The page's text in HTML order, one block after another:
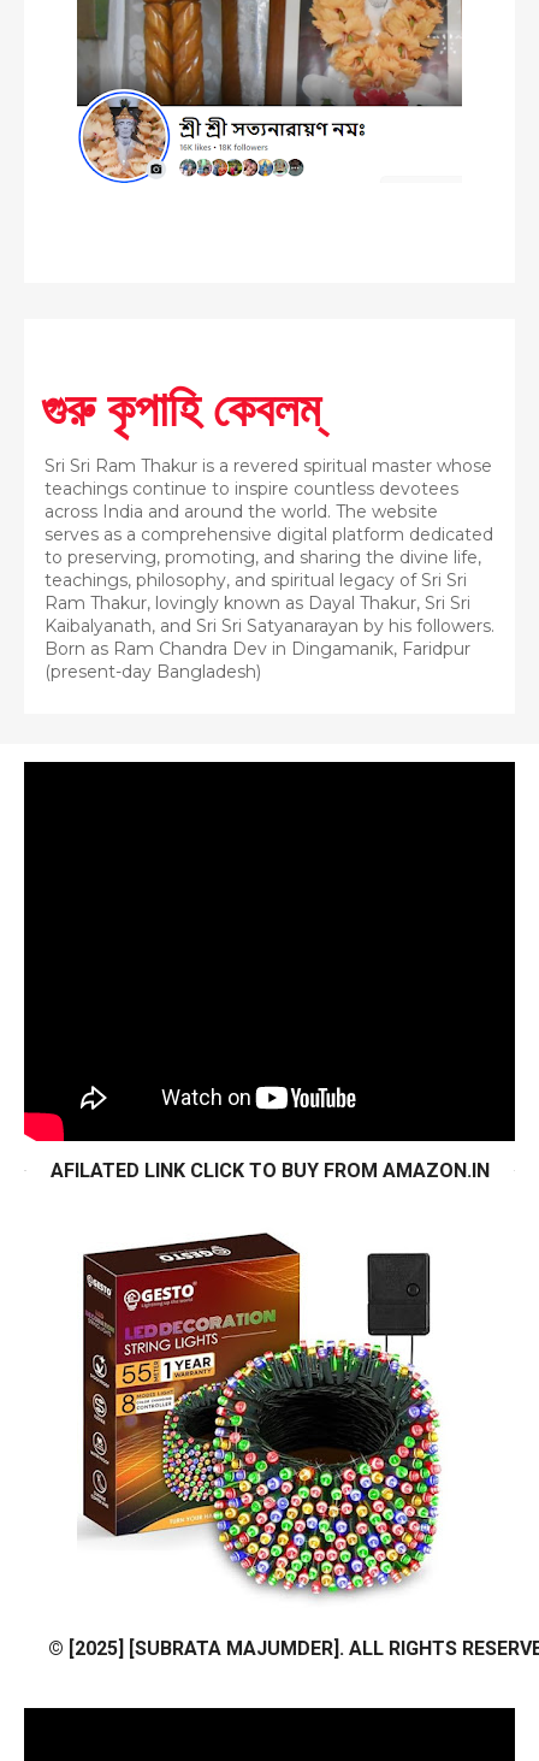
গুরু কৃপাহি কেবলম্
Sri Sri Ram Thakur is a revered spiritual master whose
teachings continue to inspire countless devotees
across India and around the world. The website
serves as a comprehensive digital platform dedicated
to preserving, promoting, and sharing the divine life,
teachings, philosophy, and spiritual legacy of Sri Sri
Ram Thakur, lovingly known as Dayal Thakur, Sri Sri
Kaibalyanath, and Sri Sri Satyanarayan by his followers.
Born as Ram Chandra Dev in Dingamanik, Faridpur
(present-day Bangladesh)
AFILATED LINK CLICK TO BUY FROM AMAZON.IN
© [2025] [SUBRATA MAJUMDER]. ALL RIGHTS